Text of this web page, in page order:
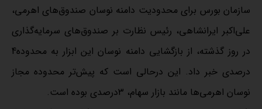
سازمان بورس برای محدودیت دامنه نوسان صندوق‌‌های اهرمی،
علی‌‌اکبر ایرانشاهی، رئیس نظارت بر صندوق‌‌های سرمایه‌‌گذاری
در روز گذشته، از بازگشایی دامنه نوسان این ابزار به محدوده4
درصدی خبر داد. این درحالی است که پیش‌‌تر محدوده مجاز
نوسان اهرمی‌‌ها مانند بازار سهام، 3درصدی بوده است.